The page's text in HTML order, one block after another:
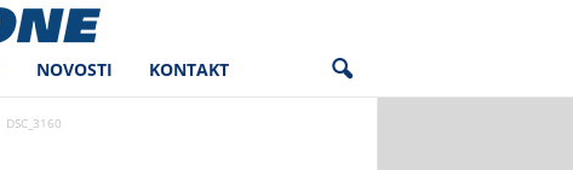
NOVOSTI KONTAKT
DSC_3160